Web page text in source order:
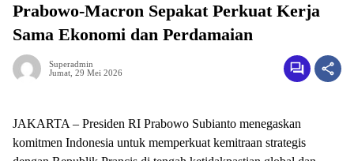
Prabowo-Macron Sepakat Perkuat Kerja
Sama Ekonomi dan Perdamaian
Superadmin
Jumat, 29 Mei 2026
JAKARTA – Presiden RI Prabowo Subianto menegaskan
komitmen Indonesia untuk memperkuat kemitraan strategis